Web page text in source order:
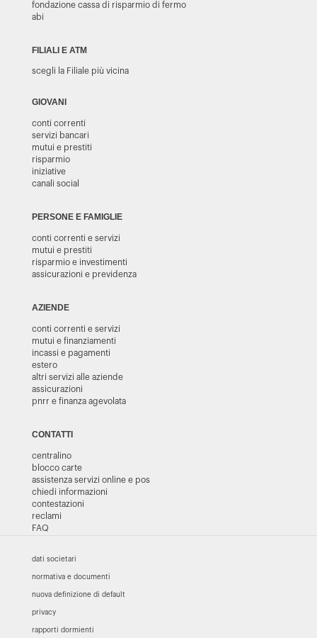
fondazione cassa di risparmio di fermo
abi
FILIALI E ATM
scegli la Filiale più vicina
GIOVANI
conti correnti
servizi bancari
mutui e prestiti
risparmio
iniziative
canali social
PERSONE E FAMIGLIE
conti correnti e servizi
mutui e prestiti
risparmio e investimenti
assicurazioni e previdenza
AZIENDE
conti correnti e servizi
mutui e finanziamenti
incassi e pagamenti
estero
altri servizi alle aziende
assicurazioni
pnrr e finanza agevolata
CONTATTI
centralino
blocco carte
assistenza servizi online e pos
chiedi informazioni
contestazioni
reclami
FAQ
dati societari
normativa e documenti
nuova definizione di default
privacy
rapporti dormienti